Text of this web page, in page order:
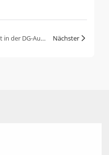
Tag der Arbeit | Würdigung jedes Handwerks – Die Schönheit der Arbeit in der DG-Ausstellung Nächster